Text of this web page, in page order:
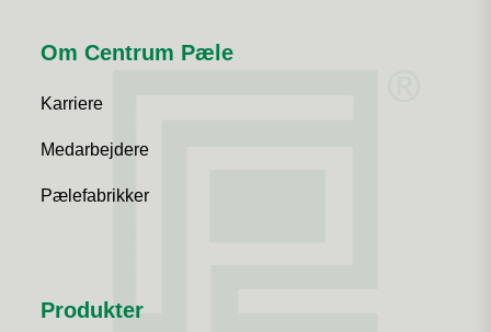
Om Centrum Pæle
Karriere
Medarbejdere
Pælefabrikker
Produkter